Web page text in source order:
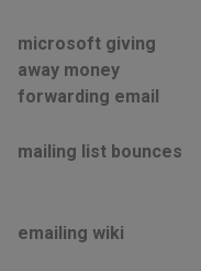
microsoft giving
away money
forwarding email
mailing list bounces
emailing wiki